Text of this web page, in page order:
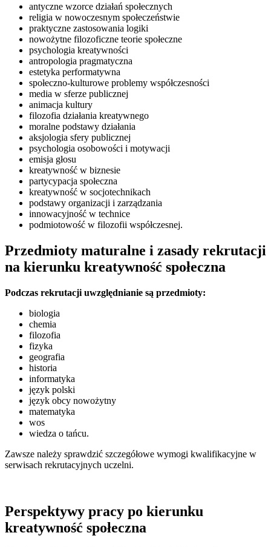
antyczne wzorce działań społecznych
religia w nowoczesnym społeczeństwie
praktyczne zastosowania logiki
nowożytne filozoficzne teorie społeczne
psychologia kreatywności
antropologia pragmatyczna
estetyka performatywna
społeczno-kulturowe problemy współczesności
media w sferze publicznej
animacja kultury
filozofia działania kreatywnego
moralne podstawy działania
aksjologia sfery publicznej
psychologia osobowości i motywacji
emisja głosu
kreatywność w biznesie
partycypacja społeczna
kreatywność w socjotechnikach
podstawy organizacji i zarządzania
innowacyjność w technice
podmiotowość w filozofii współczesnej.
Przedmioty maturalne i zasady rekrutacji
na kierunku kreatywność społeczna
Podczas rekrutacji uwzględnianie są przedmioty:
biologia
chemia
filozofia
fizyka
geografia
historia
informatyka
język polski
język obcy nowożytny
matematyka
wos
wiedza o tańcu.
Zawsze należy sprawdzić szczegółowe wymogi kwalifikacyjne w
serwisach rekrutacyjnych uczelni.
Perspektywy pracy po kierunku
kreatywność społeczna